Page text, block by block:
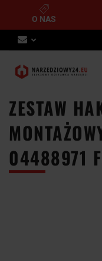
O NAS
ZESTAW
04488971